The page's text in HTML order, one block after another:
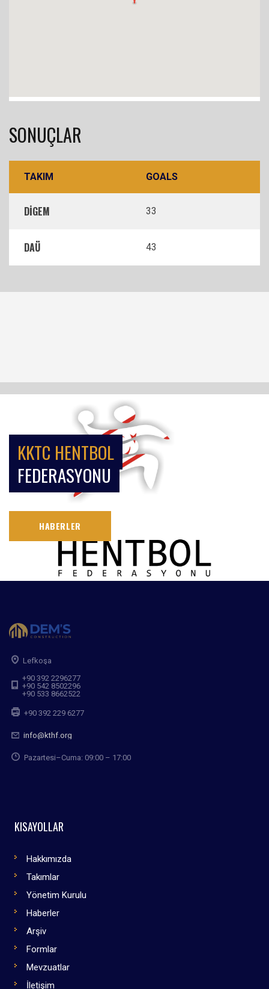
SONUÇLAR
TAKIM GOALS
DİGEM 33
DAÜ 43
KKTC HENTBOL
FEDERASYONU
HABERLER
Lefkoşa
+90 392 2296277
+90 542 8502296
+90 533 8662522
+90 392 229 6277
info@kthf.org
Pazartesi–Cuma: 09:00 – 17:00
KISAYOLLAR
Hakkımızda
Takımlar
Yönetim Kurulu
Haberler
Arşiv
Formlar
Mevzuatlar
İletişim